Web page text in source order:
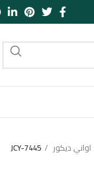
اواني ديكور JCY-7445